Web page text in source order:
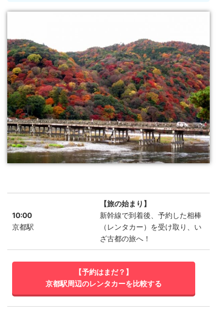
10:00
京都駅
【旅の始まり】
新幹線で到着後、予約した相棒
（レンタカー）を受け取り、い
ざ古都の旅へ！
【予約はまだ？】
京都駅周辺のレンタカーを比較する